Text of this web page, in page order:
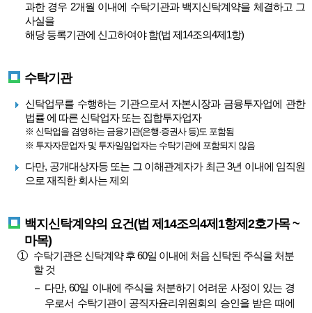
과한 경우 2개월 이내에 수탁기관과 백지신탁계약을 체결하고 그
사실을
해당 등록기관에 신고하여야 함(법 제14조의4제1항)
수탁기관
신탁업무를 수행하는 기관으로서 자본시장과 금융투자업에 관한
법률 에 따른 신탁업자 또는 집합투자업자
※ 신탁업을 겸영하는 금융기관(은행·증권사 등)도 포함됨
※ 투자자문업자 및 투자일임업자는 수탁기관에 포함되지 않음
다만, 공개대상자등 또는 그 이해관계자가 최근 3년 이내에 임직원
으로 재직한 회사는 제외
백지신탁계약의 요건(법 제14조의4제1항제2호가목 ~
마목)
수탁기관은 신탁계약 후 60일 이내에 처음 신탁된 주식을 처분
할 것
다만, 60일 이내에 주식을 처분하기 어려운 사정이 있는 경
우로서 수탁기관이 공직자윤리위원회의 승인을 받은 때에